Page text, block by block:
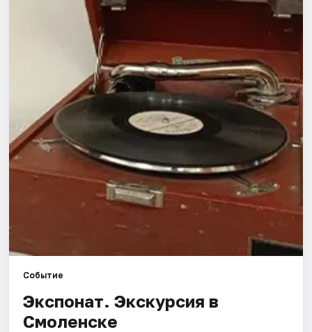
Рейтинги
Событие
Экспонат. Экскурсия в
Смоленске